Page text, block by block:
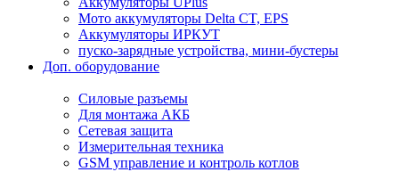
Мото аккумуляторы Delta CT, EPS
Аккумуляторы ИРКУТ
пуско-зарядные устройства, мини-бустеры
Доп. оборудование
Силовые разъемы
Для монтажа АКБ
Сетевая защита
Измерительная техника
GSM управление и контроль котлов